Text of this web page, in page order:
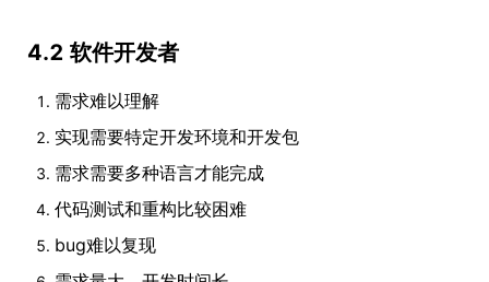
4.2 软件开发者
需求难以理解
实现需要特定开发环境和开发包
需求需要多种语言才能完成
代码测试和重构比较困难
bug难以复现